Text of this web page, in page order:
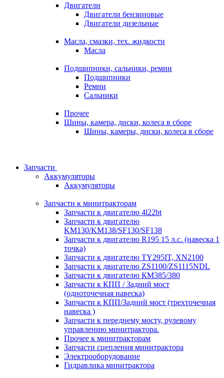
Двигатели
Двигатели бензиновые
Двигатели дизельные
Масла, смазки, тех. жидкости
Масла
Подшипники, сальники, ремни
Подшипники
Ремни
Сальники
Прочее
Шины, камера, диски, колеса в сборе
Шины, камеры, диски, колеса в сборе
Запчасти
Аккумуляторы
Аккумуляторы
Запчасти к минитракторам
Запчасти к двигателю 4l22bt
Запчасти к двигателю
KM130/KM138/SF130/SF138
Запчасти к двигателю R195 15 л.с. (навеска 1
точка)
Запчасти к двигателю TY295IT, XN2100
Запчасти к двигателю ZS1100/ZS1115NDL
Запчасти к двигателю КМ385/380
Запчасти к КПП / Задний мост
(одноточечная навеска)
Запчасти к КПП/Задний мост (трехточечная
навеска )
Запчасти к переднему мосту, рулевому
управлению минитрактора.
Прочее к минитракторам
Запчасти сцепления минитрактора
Электрооборудование
Гидравлика минитрактора